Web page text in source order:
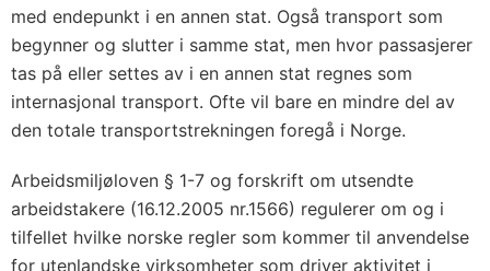
med endepunkt i en annen stat. Også transport som
begynner og slutter i samme stat, men hvor passasjerer
tas på eller settes av i en annen stat regnes som
internasjonal transport. Ofte vil bare en mindre del av
den totale transportstrekningen foregå i Norge.
Arbeidsmiljøloven § 1-7 og forskrift om utsendte
arbeidstakere (16.12.2005 nr.1566) regulerer om og i
tilfellet hvilke norske regler som kommer til anvendelse
for utenlandske virksomheter som driver aktivitet i